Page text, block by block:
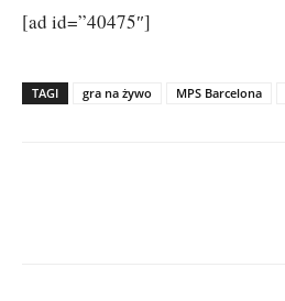
[ad id=”40475″]
TAGI gra na żywo MPS Barcelona